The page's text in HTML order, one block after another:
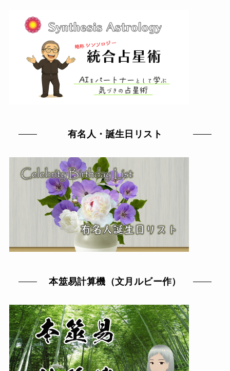
有名人・誕生日リスト
本筮易計算機（文月ルビー作）